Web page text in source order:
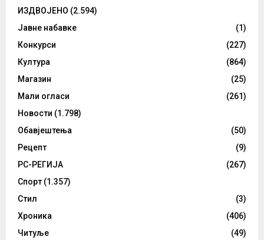
ИЗДВОЈЕНО (2.594)
Јавне набавке
(1)
Конкурси
(227)
Култура
(864)
Магазин
(25)
Мали огласи
(261)
Новости (1.798)
Обавјештења
(50)
Рецепт
(9)
РС-РЕГИЈА
(267)
Спорт (1.357)
Стил
(3)
Хроника
(406)
Читуље
(49)